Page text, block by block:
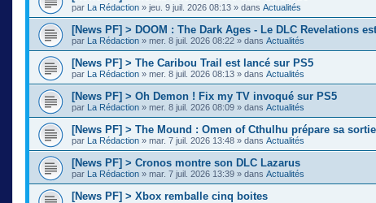
par La Rédaction » jeu. 9 juil. 2026 08:13 » dans Actualités
[News PF] > DOOM : The Dark Ages - Le DLC Revelations
par La Rédaction » mer. 8 juil. 2026 08:22 » dans Actualités
[News PF] > The Caribou Trail est lancé sur PS5
par La Rédaction » mer. 8 juil. 2026 08:13 » dans Actualités
[News PF] > Oh Demon ! Fix my TV invoqué sur PS5
par La Rédaction » mer. 8 juil. 2026 08:09 » dans Actualités
[News PF] > The Mound : Omen of Cthulhu prépare sa sortie
par La Rédaction » mar. 7 juil. 2026 13:48 » dans Actualités
[News PF] > Cronos montre son DLC Lazarus
par La Rédaction » mar. 7 juil. 2026 13:39 » dans Actualités
[News PF] > Xbox remballe cinq boites